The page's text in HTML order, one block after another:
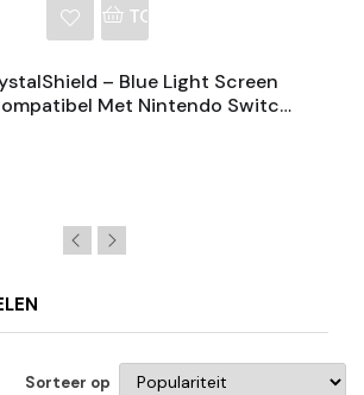
TOEVOEGEN AAN
– Blue Light Screen
Met Nintendo Switch
Sorteer op